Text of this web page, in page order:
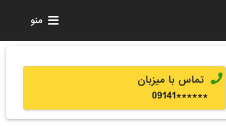
منو
تماس با میزبان
******
09141